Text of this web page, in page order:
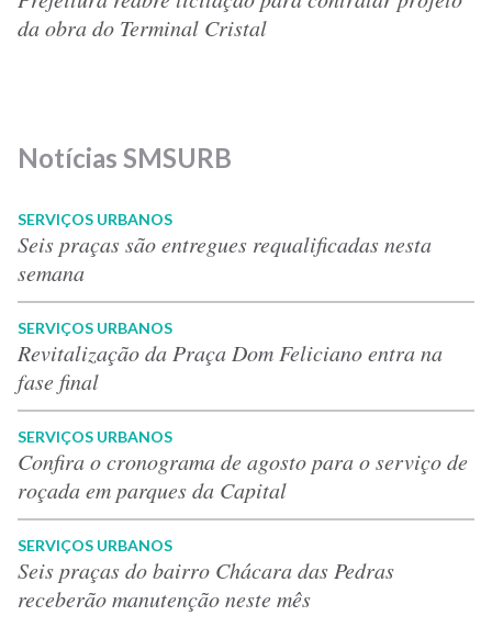
da obra do Terminal Cristal
Notícias SMSURB
SERVIÇOS URBANOS
Seis praças são entregues requalificadas nesta
semana
SERVIÇOS URBANOS
Revitalização da Praça Dom Feliciano entra na
fase final
SERVIÇOS URBANOS
Confira o cronograma de agosto para o serviço de
roçada em parques da Capital
SERVIÇOS URBANOS
Seis praças do bairro Chácara das Pedras
receberão manutenção neste mês